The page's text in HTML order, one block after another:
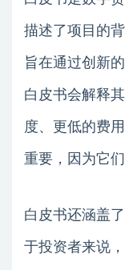
描述了项目的
旨在通过创新
白皮书会解释
度、更低的费
重要，因为它
白皮书还涵盖
于投资者来说